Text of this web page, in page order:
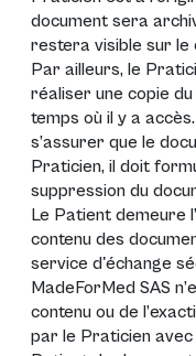
document sera
restera visible sur le
Par ailleurs, le
réaliser une copie
temps où il y a
s’assurer que le
Praticien, il doit
suppression du
Le Patient demeure
contenu des
service d'échange
MadeForMed SAS
contenu ou de
par le Praticien